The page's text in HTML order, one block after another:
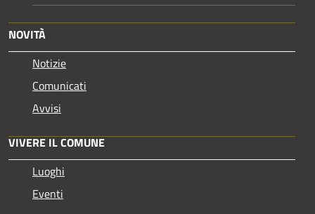
NOVITÀ
Notizie
Comunicati
Avvisi
VIVERE IL COMUNE
Luoghi
Eventi